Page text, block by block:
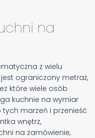
na
z wielu
ograniczony metraż,
które wiele osób
kuchnie na wymiar
marzeń i przenieść
wnętrz,
na zamówienie,